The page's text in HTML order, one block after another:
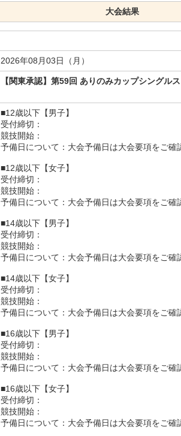
大会結果
2026年08月03日（月）
【関東承認】第59回 ありのみカップシングルス
■12歳以下【男子】
受付締切：
競技開始：
予備日について：大会予備日は大会要項をご確
■12歳以下【女子】
受付締切：
競技開始：
予備日について：大会予備日は大会要項をご確
■14歳以下【男子】
受付締切：
競技開始：
予備日について：大会予備日は大会要項をご確
■14歳以下【女子】
受付締切：
競技開始：
予備日について：大会予備日は大会要項をご確
■16歳以下【男子】
受付締切：
競技開始：
予備日について：大会予備日は大会要項をご確
■16歳以下【女子】
受付締切：
競技開始：
予備日について：大会予備日は大会要項をご確